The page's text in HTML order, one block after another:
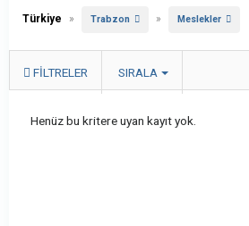
Türkiye » Trabzon » Meslekler
FILTRELER SIRALA
Henüz bu kritere uyan kayıt yok.